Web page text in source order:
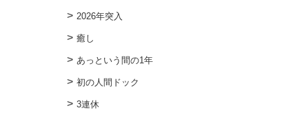
2026年突入
癒し
あっという間の1年
初の人間ドック
3連休